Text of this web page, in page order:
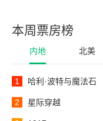
本周票房榜
内地 北美
1 哈利·波特与魔法石
2 星际穿越
7.2
84分钟
反斗神鹰